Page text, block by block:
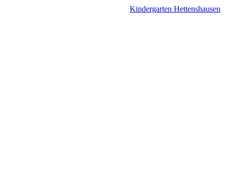
Kindergarten Hettenshausen